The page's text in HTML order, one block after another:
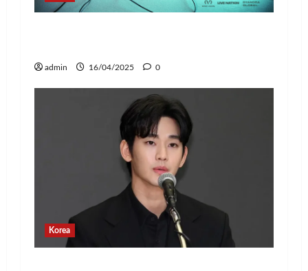
admin 16/04/2025 0
Korea